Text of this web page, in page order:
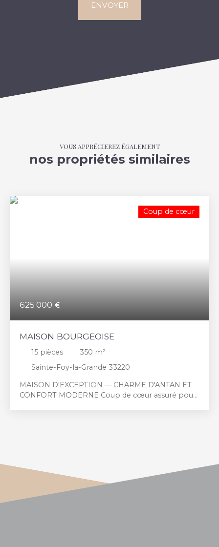
ENVOYER
VOUS APPRÉCIEREZ ÉGALEMENT
nos propriétés similaires
625 000 €
Coup de cœur
MAISON BOURGEOISE
15 pièces 350 m²
Sainte-Foy-la-Grande 33220
MAISON D'EXCEPTION — CHARME D'ANTAN ET
CONFORT MODERNE Coup de cœur assuré pour
récentes pour un confort optimal. Disposition et
atouts intérieurs : - Rez-de-chaussée : vaste
entrée, salle à manger lumineuse, salon
chaleureux, chambre parentale avec accès direct à